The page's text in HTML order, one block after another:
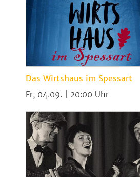
Das Wirtshaus im Spessart
Fr, 04.09. | 20:00